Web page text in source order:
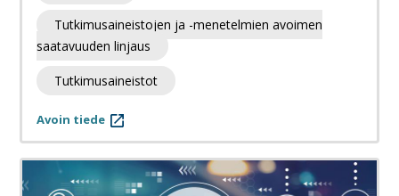
Tutkimusaineistojen ja -menetelmien avoimen
saatavuuden linjaus
Tutkimusaineistot
Avoin tiede